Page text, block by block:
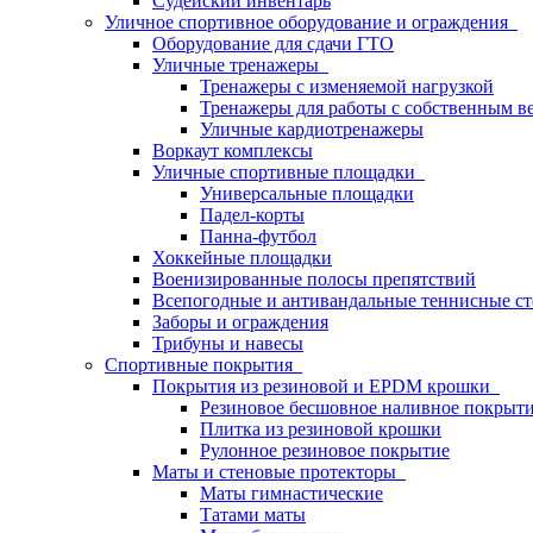
Уличное спортивное оборудование и ограждения
Оборудование для сдачи ГТО
Уличные тренажеры
Тренажеры с изменяемой нагрузкой
Тренажеры для работы с собственным
Уличные кардиотренажеры
Воркаут комплексы
Уличные спортивные площадки
Универсальные площадки
Падел-корты
Панна-футбол
Хоккейные площадки
Военизированные полосы препятствий
Всепогодные и антивандальные теннисные
Заборы и ограждения
Трибуны и навесы
Спортивные покрытия
Покрытия из резиновой и EPDM крошки
Резиновое бесшовное наливное
Плитка из резиновой крошки
Рулонное резиновое покрытие
Маты и стеновые протекторы
Маты гимнастические
Татами маты